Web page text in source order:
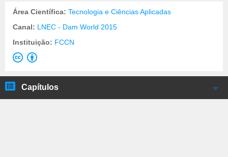
Área Científica: Tecnologia e Ciências Aplicadas
Canal: LNEC - Dam World 2015
Instituição: FCCN
Capítulos